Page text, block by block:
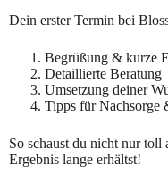
Dein erster Termin bei
Begrüßung & kurze
Detaillierte Beratung
Umsetzung deiner
Tipps für Nachsorge
So schaust du nicht nur toll
Ergebnis lange erhältst!